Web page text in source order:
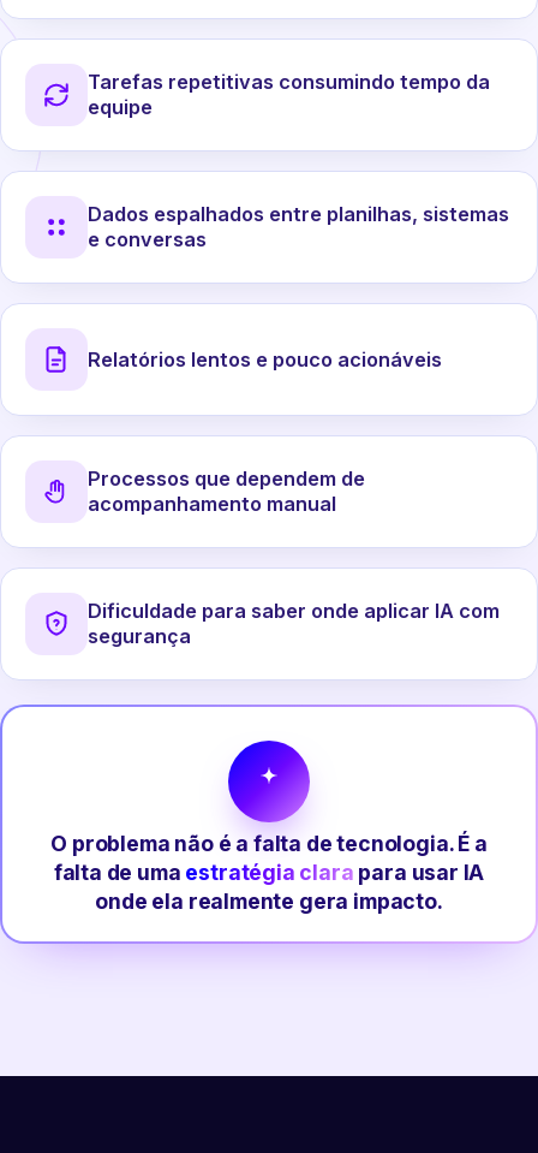
Tarefas repetitivas consumindo tempo da
equipe
Dados espalhados entre planilhas, sistemas
e conversas
Relatórios lentos e pouco acionáveis
Processos que dependem de
acompanhamento manual
Dificuldade para saber onde aplicar IA com
segurança
O problema não é a falta de tecnologia. É a
falta de uma estratégia clara para usar IA
onde ela realmente gera impacto.